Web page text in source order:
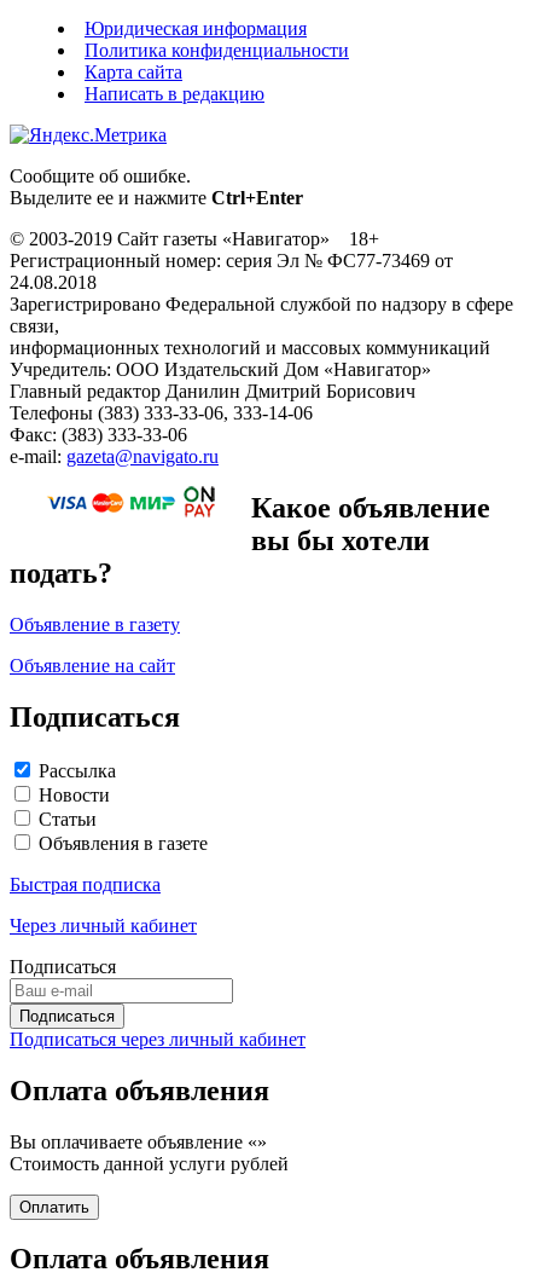
Юридическая информация
Политика конфиденциальности
Карта сайта
Написать в редакцию
Сообщите об ошибке.
Выделите ее и нажмите Ctrl+Enter
© 2003-2019 Сайт газеты «Навигатор» 18+
Регистрационный номер: серия Эл № ФС77-73469 от
24.08.2018
Зарегистрировано Федеральной службой по надзору в сфере
связи,
информационных технологий и массовых коммуникаций
Учредитель: ООО Издательский Дом «Навигатор»
Главный редактор Данилин Дмитрий Борисович
Телефоны (383) 333-33-06, 333-14-06
Факс: (383) 333-33-06
e-mail: gazeta@navigato.ru
Какое объявление
вы бы хотели
подать?
Объявление в газету
Объявление на сайт
Подписаться
Рассылка
Новости
Статьи
Объявления в газете
Быстрая подписка
Через личный кабинет
Подписаться
Подписаться через личный кабинет
Оплата объявления
Вы оплачиваете объявление «»
Стоимость данной услуги рублей
Оплата объявления